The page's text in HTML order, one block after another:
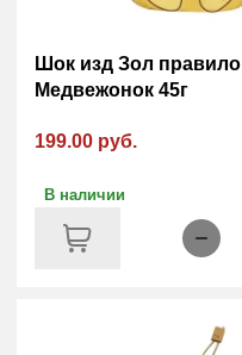
Шок изд Зол правило
Медвежонок 45г
199.00 руб.
В наличии